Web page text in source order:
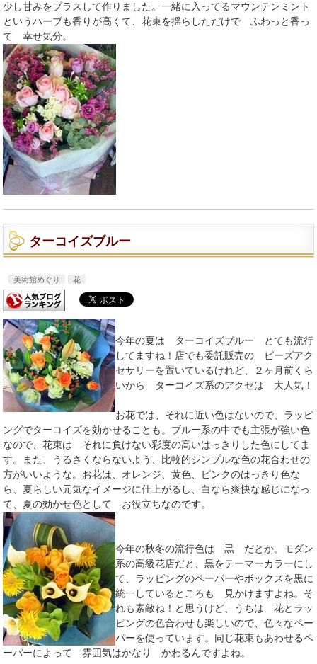
少し甘みをプラスして作りました。一緒に入ってるマウンテンミント
というハーブも香りが高くて、花束を揺らしただけで ふわっと香っ
て 幸せ気分。
ターコイズブルー
美術館めぐり 花
今年の夏は ターコイズブルー とても流行
してますね！店でも委託販売の ビーズアク
セサリーを置いているけれど、２ヶ月前くら
いから ターコイズ系のアクセは 大人気！
お花では、それに近い色はないので、ラッピ
ングでターコイズを効かせることも。ブルー系の中でも主張が強い色
なので、花束は それに負けない彩度の高いはっきりした色にしてま
す。また、うるさくならないよう、比較的シンプルな色の花合わせの
方がいいような。お花は、オレンジ、黄色、ピンクのはっきり色な
ら、夏らしい元気なイメージに仕上がるし、白なら爽快な感じになっ
て、夏の効かせ色として お役立ちなのです。
今年の秋冬の流行色は 黒 だとか。モダン
系の高級花店だと、黒をテーマーカラーにし
て、ラッピングのペーパーやボックスを黒に
統一しているところも 見かけますよね。そ
れも素敵ね！と思うけど、うちは 花とラッ
ピングの色合わせも楽しいので、色々なペー
パーを使っています。同じ花束もあわせるペ
ーパーによって 雰囲気はかなり かわるんですよね。